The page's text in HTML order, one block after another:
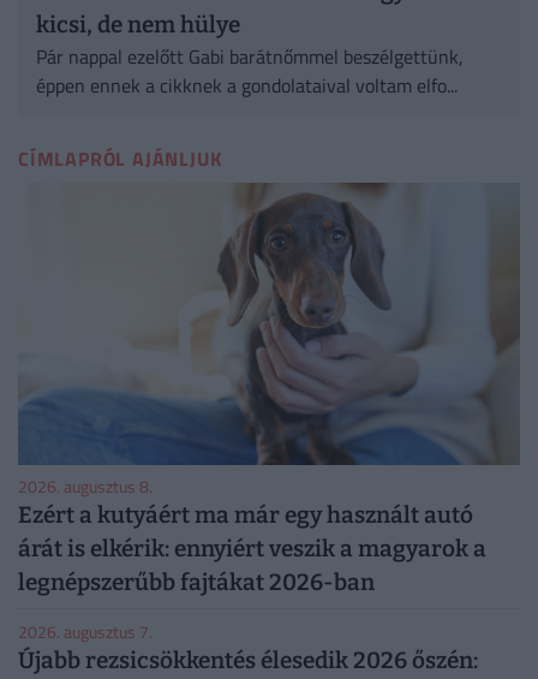
kicsi, de nem hülye
Pár nappal ezelőtt Gabi barátnőmmel beszélgettünk,
éppen ennek a cikknek a gondolataival voltam elfo...
CÍMLAPRÓL AJÁNLJUK
2026. augusztus 8.
Ezért a kutyáért ma már egy használt autó
árát is elkérik: ennyiért veszik a magyarok a
legnépszerűbb fajtákat 2026-ban
2026. augusztus 7.
Újabb rezsicsökkentés élesedik 2026 őszén: